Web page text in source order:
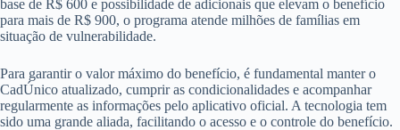
base de R$ 600 e possibilidade de adicionais que elevam o benefício
para mais de R$ 900, o programa atende milhões de famílias em
situação de vulnerabilidade.
Para garantir o valor máximo do benefício, é fundamental manter o
CadÚnico atualizado, cumprir as condicionalidades e acompanhar
regularmente as informações pelo aplicativo oficial. A tecnologia tem
sido uma grande aliada, facilitando o acesso e o controle do benefício.